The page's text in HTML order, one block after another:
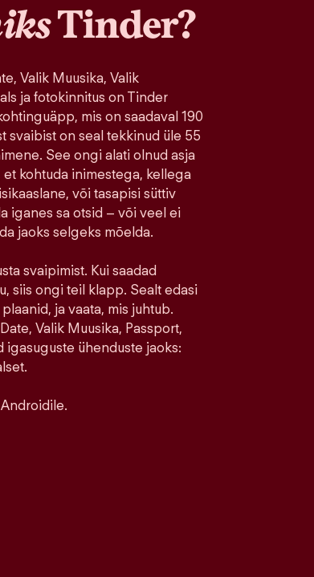
Tinder?
Valik Muusika, Valik
ja fotokinnitus on Tinder
mis on saadaval 190
svaibist on seal tekkinud üle 55
See ongi alati olnud asja
kohtuda inimestega, kellega
või tasapisi süttiv
iganes sa otsid – või veel ei
jaoks selgeks mõelda.
svaipimist. Kui saadad
siis ongi teil klapp. Sealt edasi
ja vaata, mis juhtub.
Valik Muusika, Passport,
igasuguste ühenduste jaoks: